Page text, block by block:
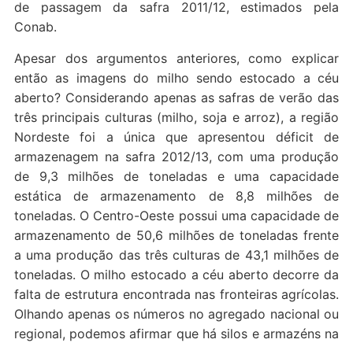
de passagem da safra 2011/12, estimados pela
Conab.
Apesar dos argumentos anteriores, como explicar
então as imagens do milho sendo estocado a céu
aberto? Considerando apenas as safras de verão das
três principais culturas (milho, soja e arroz), a região
Nordeste foi a única que apresentou déficit de
armazenagem na safra 2012/13, com uma produção
de 9,3 milhões de toneladas e uma capacidade
estática de armazenamento de 8,8 milhões de
toneladas. O Centro-Oeste possui uma capacidade de
armazenamento de 50,6 milhões de toneladas frente
a uma produção das três culturas de 43,1 milhões de
toneladas. O milho estocado a céu aberto decorre da
falta de estrutura encontrada nas fronteiras agrícolas.
Olhando apenas os números no agregado nacional ou
regional, podemos afirmar que há silos e armazéns na